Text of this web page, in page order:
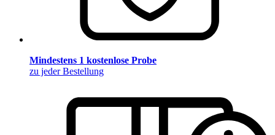
Mindestens 1 kostenlose Probe
zu jeder Bestellung